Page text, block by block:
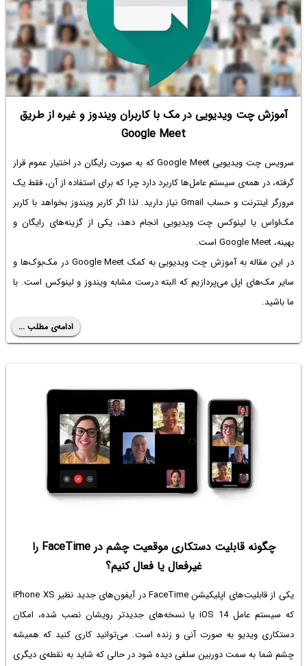
آموزش چت ویدیویی در مک با کاربران ویندوز و غیره از طریق
Google Meet
سرویس چت ویدیویی Google Meet که به صورت رایگان در اختیار عموم قرار
گرفته، در همه‌ی سیستم عامل‌ها کاربرد دارد چرا که برای استفاده از آن، فقط یک
مرورگر اینترنت و حساب Gmail نیاز دارید. لذا اگر کاربر ویندوز بخواهد با کاربر
مک‌او‌اس یا لینوکس چت ویدیویی انجام دهد، یکی از گزینه‌های رایگان و
بهینه، Google Meet است.
در این مقاله به آموزش چت ویدیویی به کمک Google Meet در مک‌بوک‌ها و
سایر مک‌های اپل می‌پردازیم که البته درست مشابه ویندوز و لینوکس است. با
ما باشید.
ادامه‌ی مطلب ...
چگونه قابلیت دستکاری موقعیت چشم در FaceTime را
غیرفعال یا فعال کنیم؟
یکی از قابلیت‌های اپلیکیشن FaceTime در آیفون‌های جدید نظیر iPhone XS
که سیستم عامل iOS 14 یا نسخه‌های جدیدتر رویشان نصب شده، امکان
دستکاری ویدیو به صورت آنی و زنده است. می‌توانید کاری کنید که همیشه
چشم شما به سمت دوربین سلفی دیده شود در حالی که شاید به نقطه‌ی دیگری